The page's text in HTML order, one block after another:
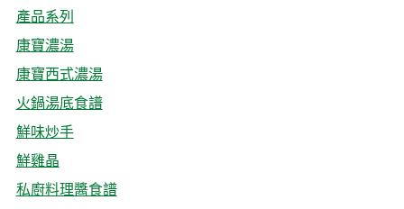
產品系列
康寶濃湯
康寶西式濃湯
火鍋湯底食譜
鮮味炒手
鮮雞晶
私廚料理醬食譜